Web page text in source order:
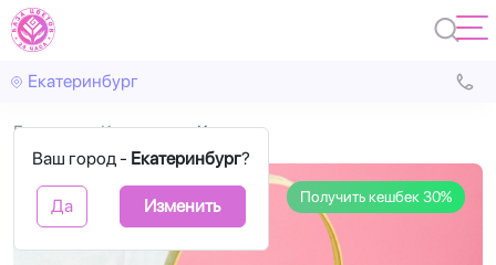
Екатеринбург
Ваш город - Екатеринбург?
Да Изменить
Главная Корзины Каора
Получить кешбек 30%